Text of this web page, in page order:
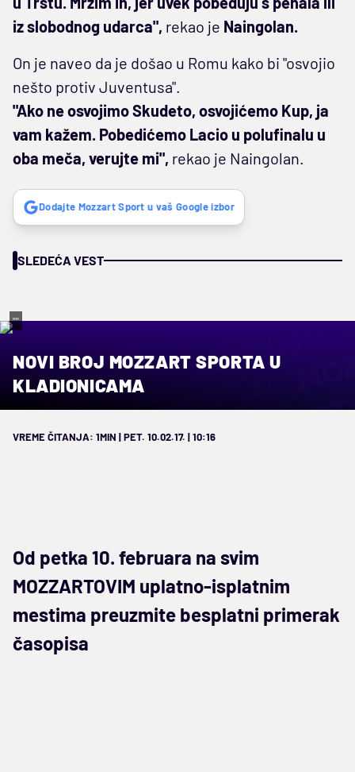
iz slobodnog udarca", rekao je Naingolan.
On je naveo da je došao u Romu kako bi "osvojio
nešto protiv Juventusa".
"Ako ne osvojimo Skudeto, osvojićemo Kup, ja
vam kažem. Pobedićemo Lacio u polufinalu u
oba meča, verujte mi", rekao je Naingolan.
Dodajte Mozzart Sport u vaš Google izbor
SLEDEĆA VEST
""
NOVI BROJ MOZZART SPORTA U
KLADIONICAMA
VREME ČITANJA: 1MIN | PET. 10.02.17. | 10:16
Od petka 10. februara na svim
MOZZARTOVIM uplatno-isplatnim
mestima preuzmite besplatni primerak
časopisa